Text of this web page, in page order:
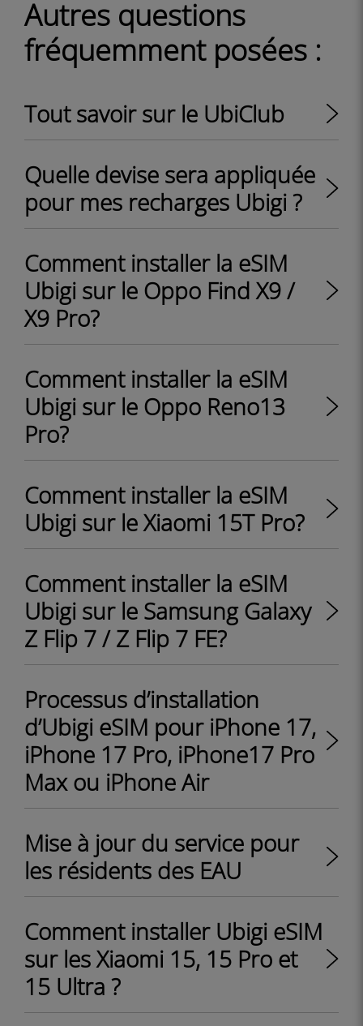
Autres questions
fréquemment posées :
Tout savoir sur le UbiClub
Quelle devise sera appliquée
pour mes recharges Ubigi ?
Comment installer la eSIM
Ubigi sur le Oppo Find X9 /
X9 Pro?
Comment installer la eSIM
Ubigi sur le Oppo Reno13
Pro?
Comment installer la eSIM
Ubigi sur le Xiaomi 15T Pro?
Comment installer la eSIM
Ubigi sur le Samsung Galaxy
Z Flip 7 / Z Flip 7 FE?
Processus d’installation
d’Ubigi eSIM pour iPhone 17,
iPhone 17 Pro, iPhone17 Pro
Max ou iPhone Air
Mise à jour du service pour
les résidents des EAU
Comment installer Ubigi eSIM
sur les Xiaomi 15, 15 Pro et
15 Ultra ?